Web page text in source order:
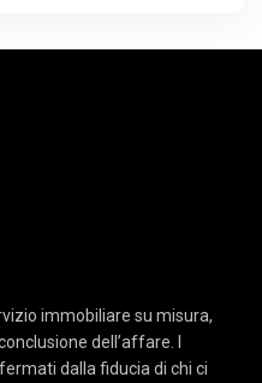
immobiliare su misura,
dell’affare. I
dalla fiducia di chi ci